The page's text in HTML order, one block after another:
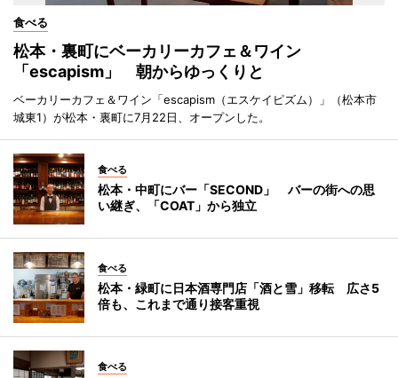
食べる
松本・裏町にベーカリーカフェ＆ワイン
「escapism」 朝からゆっくりと
ベーカリーカフェ＆ワイン「escapism（エスケイピズム）」（松本市
城東1）が松本・裏町に7月22日、オープンした。
食べる
松本・中町にバー「SECOND」 バーの街への思
い継ぎ、「COAT」から独立
食べる
松本・緑町に日本酒専門店「酒と雪」移転 広さ5
倍も、これまで通り接客重視
食べる